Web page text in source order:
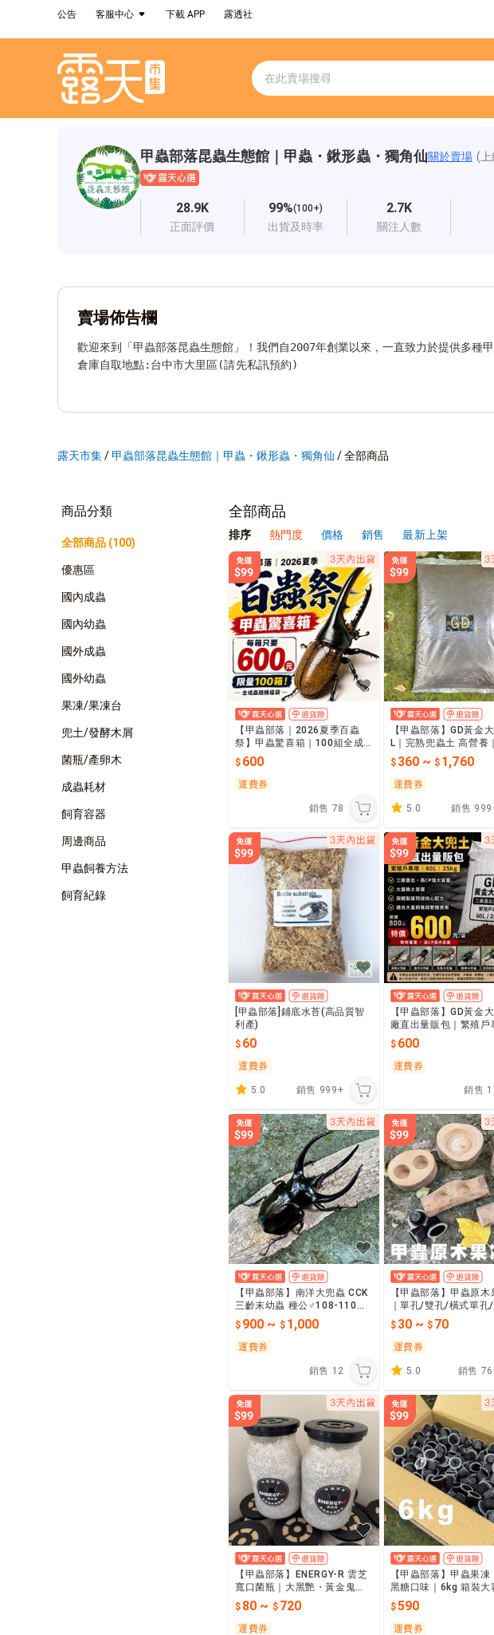
公告 客服中心 下載 APP 露透社
甲蟲部落昆蟲生態館｜甲蟲・鍬形蟲・獨角仙關於賣場 (上
28.9K
正面評價
99%(100+)
出貨及時率
2.7K
關注人數
賣場佈告欄
歡迎來到「甲蟲部落昆蟲生態館」！我們自2007年創業以來，一直致力於提供多
露天市集/ 甲蟲部落昆蟲生態館｜甲蟲・鍬形蟲・獨角仙 /全部商品
商品分類
全部商品 (100)
優惠區
國內成蟲
國內幼蟲
國外成蟲
國外幼蟲
果凍/果凍台
兜土/發酵木屑
菌瓶/產卵木
成蟲耗材
飼育容器
周邊商品
甲蟲飼養方法
飼育紀錄
全部商品
排序 熱門度 價格 銷售 最新上架
【甲蟲部落｜2026夏季百蟲
祭】甲蟲驚喜箱｜100組全成
蟲｜限量100箱
600
運費券
銷售 78
【甲蟲部落】GD黃金
L｜完熟兜蟲土 高營養
快速成長・產卵首選
360~ 1,760
運費券
5.0 銷售
[甲蟲部落]鋪底水苔(高品質智
利產)
60
運費券
5.0 銷售 999+
【甲蟲部落】GD黃金
廠直出量販包｜繁殖戶
0L｜25kg
600
運費券
銷售
【甲蟲部落】南洋大兜蟲 CCK
三齡末幼蟲 種公♂108-110m
m900 ~ 1,000
運費券
銷售 12
【甲蟲部落】甲蟲原木
｜單孔/雙孔/橫式單孔/
孔/大孔
30~ 70
運費券
5.0 銷售
【甲蟲部落】ENERGY-R 雲芝
寬口菌瓶｜大黑艷・黃金鬼・
彩虹鍬・叉角屬 鍬形蟲幼蟲專
用80 ~ 720
運費券
【甲蟲部落】甲蟲果凍
黑糖口味｜6kg 箱裝大
甲蟲・獨角仙・鍬形蟲
龜・蜜袋鼯・倉鼠・刺
補給
590
運費券